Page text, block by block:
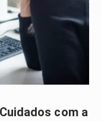
com a